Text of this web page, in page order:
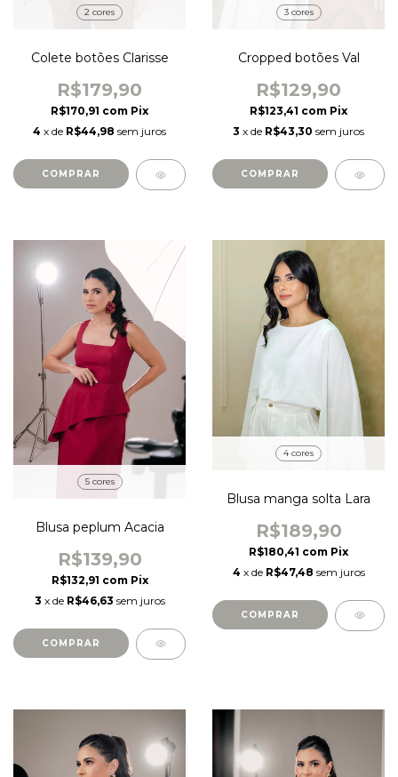
2 cores
Colete botões Clarisse
R$179,90
R$170,91 com Pix
4 x de R$44,98 sem juros
COMPRAR
3 cores
Cropped botões Val
R$129,90
R$123,41 com Pix
3 x de R$43,30 sem juros
COMPRAR
5 cores
Blusa peplum Acacia
R$139,90
R$132,91 com Pix
3 x de R$46,63 sem juros
COMPRAR
4 cores
Blusa manga solta Lara
R$189,90
R$180,41 com Pix
4 x de R$47,48 sem juros
COMPRAR